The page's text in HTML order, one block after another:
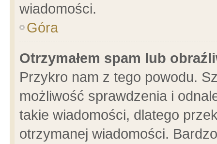
wiadomości.
Góra
Otrzymałem spam lub
Przykro nam z tego powodu.
możliwość sprawdzenia i
takie wiadomości, dlatego
otrzymanej wiadomości.